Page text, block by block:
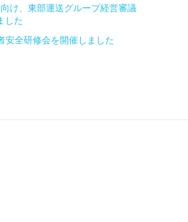
け、東部運送グループ経営審議
した
安全研修会を開催しました